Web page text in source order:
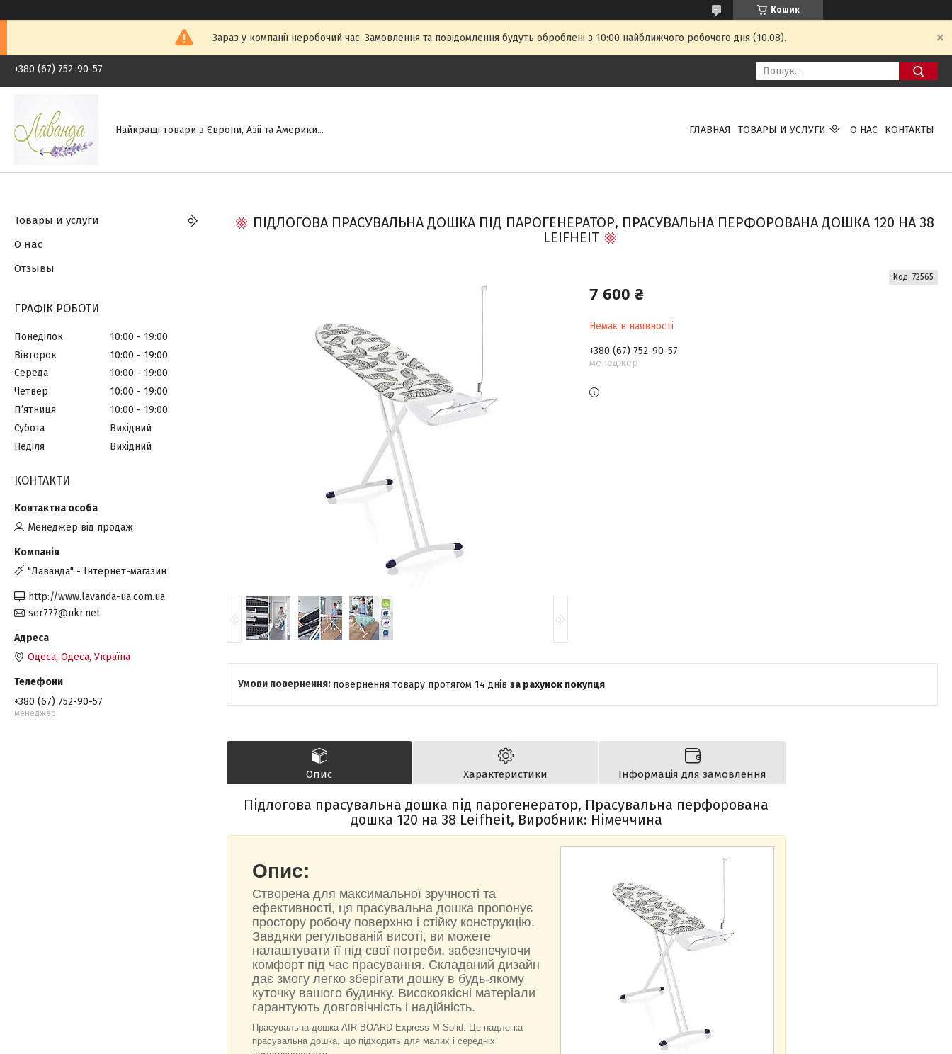
Кошик
Зараз у компанії неробочий час. Замовлення та повідомлення будуть оброблені з 10:00 найближчого робочого дня (10.08).
+380 (67) 752-90-57
Найкращі товари з Європи, Азіі та Америки... ГЛАВНАЯ ТОВАРЫ И УСЛУГИ О НАС КОНТАКТЫ
ПІДЛОГОВА ПРАСУВАЛЬНА ДОШКА ПІД ПАРОГЕНЕРАТОР, ПРАСУВАЛЬНА ПЕРФОРОВАНА ДОШКА 120 НА 38
LEIFHEIT
7 600 ₴
Немає в наявності
Код: 72565
+380 (67) 752-90-57
менеджер
повернення товару протягом 14 днів за рахунок покупця
Опис Характеристики Інформація для замовлення
Підлогова прасувальна дошка під парогенератор, Прасувальна перфорована
дошка 120 на 38 Leifheit, Виробник: Німеччина
Опис:
Створена для максимальної зручності та
ефективності, ця прасувальна дошка пропонує
простору робочу поверхню і стійку конструкцію.
Завдяки регульованій висоті, ви можете
налаштувати її під свої потреби, забезпечуючи
комфорт під час прасування. Складаний дизайн
дає змогу легко зберігати дошку в будь-якому
куточку вашого будинку. Високоякісні матеріали
гарантують довговічність і надійність.
Прасувальна дошка AIR BOARD Express M Solid. Це надлегка
прасувальна дошка, що підходить для малих і середніх
Товары и услуги
О нас
Отзывы
ГРАФІК РОБОТИ
Понеділок 10:00
19:00
Вівторок
10:00
19:00
Середа
10:00
19:00
Четвер
10:00
19:00
Пʼятниця
10:00
19:00
Субота
Вихідний
Неділя
Вихідний
КОНТАКТИ
Менеджер від продаж
"Лаванда" - Інтернет-магазин
http://www.lavanda-ua.com.ua
ser777@ukr.net
Одеса, Одеса, Україна
+380 (67) 752-90-57
менеджер